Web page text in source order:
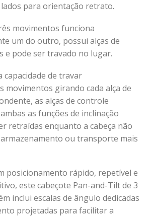
para orientação retrato.
movimentos funciona
um do outro, possui alças de
e pode ser travado no lugar.
capacidade de travar
movimentos girando cada alça de
as alças de controle
as funções de inclinação
retraídas enquanto a cabeça não
ou transporte mais
posicionamento rápido, repetível e
este cabeçote Pan-and-Tilt de 3
inclui escalas de ângulo dedicadas
projetadas para facilitar a